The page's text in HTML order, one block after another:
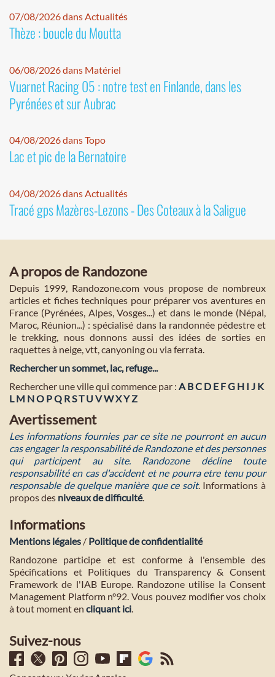
07/08/2026 dans Actualités
Thèze : boucle du Moutta
06/08/2026 dans Matériel
Vuarnet Racing 05 : notre test en Finlande, dans les
Pyrénées et sur Aubrac
04/08/2026 dans Topo
Lac et pic de la Bernatoire
04/08/2026 dans Actualités
Tracé gps Mazères-Lezons - Des Coteaux à la Saligue
A propos de Randozone
Depuis 1999, Randozone.com vous propose de nombreux
articles et fiches techniques pour préparer vos aventures en
France (Pyrénées, Alpes, Vosges...) et dans le monde (Népal,
Maroc, Réunion...) : spécialisé dans la randonnée pédestre et
le trekking, nous donnons aussi des idées de sorties en
raquettes à neige, vtt, canyoning ou via ferrata.
Rechercher un sommet, lac, refuge...
Rechercher une ville qui commence par : A BC D E FG H I J K
L M NO PQ RST U VWXYZ
Avertissement
Les informations fournies par ce site ne pourront en aucun
cas engager la responsabilité de Randozone et des personnes
qui participent au site. Randozone décline toute
responsabilité en cas d'accident et ne pourra etre tenu pour
responsable de quelque manière que ce soit. Informations à
propos des niveaux de difficulté.
Informations
Mentions légales / Politique de confidentialité
Randozone participe et est conforme à l'ensemble des
Spécifications et Politiques du Transparency & Consent
Framework de l'IAB Europe. Randozone utilise la Consent
Management Platform n°92. Vous pouvez modifier vos choix
à tout moment en cliquant ici.
Suivez-nous